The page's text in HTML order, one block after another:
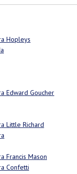
Hopleys
Edward Goucher
Little Richard
Francis Mason
Confetti